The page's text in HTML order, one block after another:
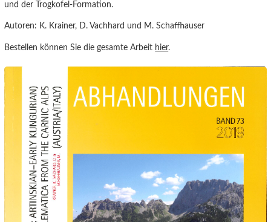
und der Trogkofel-Formation.
Autoren: K. Krainer, D. Vachhard und M. Schaffhauser
Bestellen können Sie die gesamte Arbeit hier.